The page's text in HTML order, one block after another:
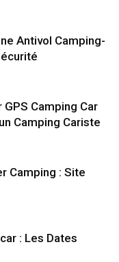
Antivol Camping-
Camping Car
Camping Cariste
Camping : Site
: Les Dates